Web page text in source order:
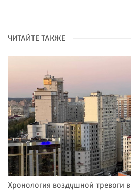
ЧИТАЙТЕ ТАКЖЕ
Хронология воздушной тревоги